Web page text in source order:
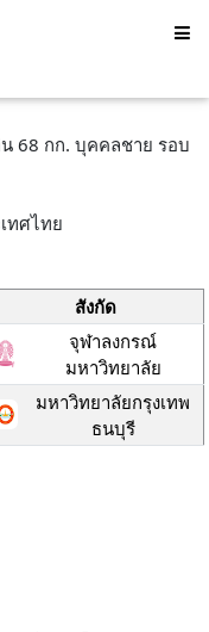
68 กก. บุคคลชาย รอบ
ทศไทย
สังกัด
จุฬาลงกรณ์
มหาวิทยาลัย
มหาวิทยาลัยกรุงเทพ
ธนบุรี